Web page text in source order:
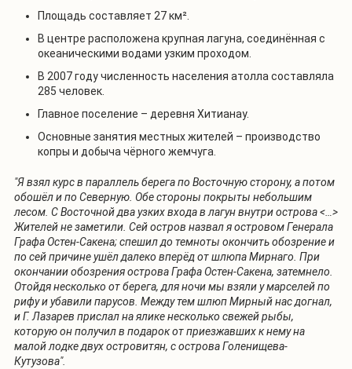
Площадь составляет 27 км².
В центре расположена крупная лагуна, соединённая с
океаническими водами узким проходом.
В 2007 году численность населения атолла составляла
285 человек.
Главное поселение – деревня Хитианау.
Основные занятия местных жителей – производство
копры и добыча чёрного жемчуга.
"Я взял курс в параллель берега по Восточную сторону, а потом
обошёл и по Северную. Обе стороны покрыты небольшим
лесом. С Восточной два узких входа в лагун внутри острова <…>
Жителей не заметили. Сей остров назвал я островом Генерала
Графа Остен-Сакена; спешил до темноты окончить обозрение и
по сей причине ушёл далеко вперёд от шлюпа Мирнаго. При
окончании обозрения острова Графа Остен-Сакена, затемнело.
Отойдя несколько от берега, для ночи мы взяли у марселей по
рифу и убавили парусов. Между тем шлюп Мирный нас догнал,
и Г. Лазарев прислал на ялике несколько свежей рыбы,
которую он получил в подарок от приезжавших к нему на
малой лодке двух островитян, с острова Голенищева-
Кутузова".